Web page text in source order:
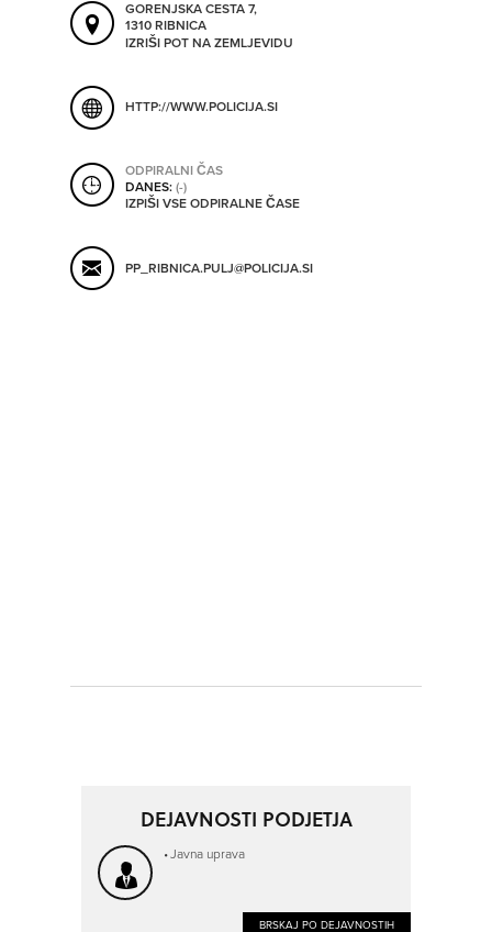
SO ODPRTA V
ORODJA
SHRANI V MOJ ITIS
GORENJSKA CESTA 7,
1310 RIBNICA
IZRIŠI POT NA ZEMLJEVIDU
HTTP://WWW.POLICIJA.SI
ODPIRALNI ČAS
DANES:(-)
IZPIŠI VSE ODPIRALNE ČASE
PP_RIBNICA.PULJ@POLICIJA.SI
DEJAVNOSTI PODJETJA
Javna uprava
BRSKAJ PO DEJAVNOSTIH